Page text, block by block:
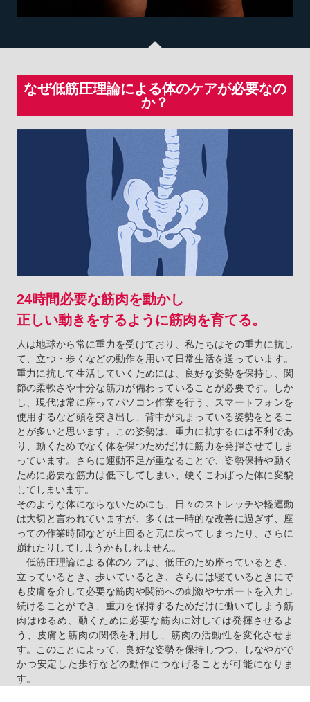
なぜ低筋圧理論による体のケアが必要なの
か？
24時間必要な筋肉を動かし
正しい動きをするように筋肉を育てる。
人は地球から常に重力を受けており、私たちはその重力に抗し
て、立つ・歩くなどの動作を用いて日常生活を送っています。
重力に抗して生活していくためには、良好な姿勢を保持し、関
節の柔軟さや十分な筋力が備わっていることが必要です。しか
し、現代は常に座ってパソコン作業を行う、スマートフォンを
使用するなど頭を突き出し、背中が丸まっている姿勢をとるこ
とが多いと思います。この姿勢は、重力に抗するには不利であ
り、動くためでなく体を保つためだけに筋力を発揮させてしま
っています。さらに運動不足が重なることで、姿勢保持や動く
ために必要な筋力は低下してしまい、硬くこわばった体に変貌
してしまいます。
そのような体にならないためにも、日々のストレッチや軽運動
は大切と言われていますが、多くは一時的な改善に過ぎず、座
っての作業時間などが上回ると元に戻ってしまったり、さらに
崩れたりしてしまうかもしれません。
低筋圧理論による体のケアは、低圧のため座っているとき、
立っているとき、歩いているとき、さらには寝ているときにで
も皮膚を介して必要な筋肉や関節への刺激やサポートを入力し
続けることができ、重力を保持するためだけに働いてしまう筋
肉はゆるめ、動くために必要な筋肉に対しては発揮させるよ
う、皮膚と筋肉の関係を利用し、筋肉の活動性を変化させま
す。このことによって、良好な姿勢を保持しつつ、しなやかで
かつ安定した歩行などの動作につなげることが可能になりま
す。